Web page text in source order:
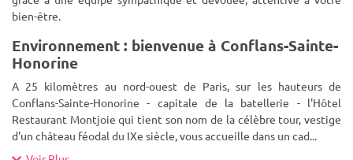
bien-être.
Environnement : bienvenue à Conflans-Sainte-
Honorine
A 25 kilomètres au nord-ouest de Paris, sur les hauteurs de
Conflans-Sainte-Honorine - capitale de la batellerie - l'Hôtel
Restaurant Montjoie qui tient son nom de la célèbre tour, vestige
d'un château féodal du IXe siècle, vous accueille dans un cad...